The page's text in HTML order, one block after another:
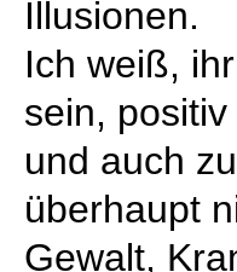
Illusionen.
Ich weiß,
sein,
und auch
überhaupt
Gewalt,